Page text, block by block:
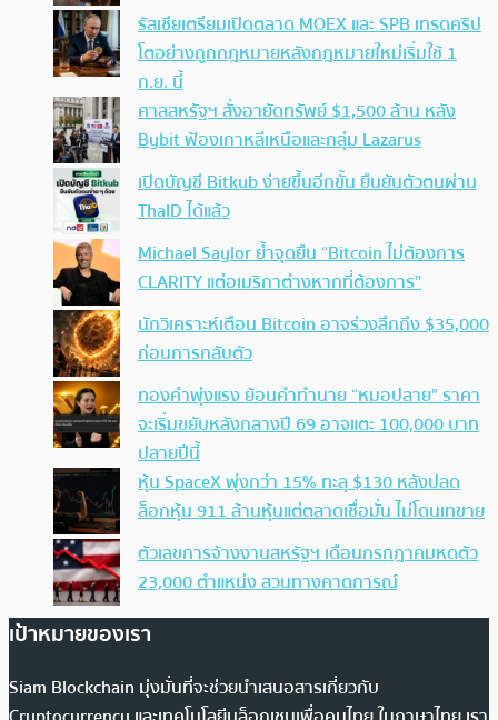
รัสเซียเตรียมเปิดตลาด MOEX และ SPB เทรดคริป
โตอย่างถูกกฎหมายหลังกฎหมายใหม่เริ่มใช้ 1
ก.ย. นี้
ศาลสหรัฐฯ สั่งอายัดทรัพย์ $1,500 ล้าน หลัง
Bybit ฟ้องเกาหลีเหนือและกลุ่ม Lazarus
เปิดบัญชี Bitkub ง่ายขึ้นอีกขั้น ยืนยันตัวตนผ่าน
ThaID ได้แล้ว
Michael Saylor ย้ำจุดยืน “Bitcoin ไม่ต้องการ
CLARITY แต่อเมริกาต่างหากที่ต้องการ”
นักวิเคราะห์เตือน Bitcoin อาจร่วงลึกถึง $35,000
ก่อนการกลับตัว
ทองคำพุ่งแรง ย้อนคำทำนาย “หมอปลาย” ราคา
จะเริ่มขยับหลังกลางปี 69 อาจแตะ 100,000 บาท
ปลายปีนี้
หุ้น SpaceX พุ่งกว่า 15% ทะลุ $130 หลังปลด
ล็อกหุ้น 911 ล้านหุ้นแต่ตลาดเชื่อมั่น ไม่โดนเทขาย
ตัวเลขการจ้างงานสหรัฐฯ เดือนกรกฎาคมหดตัว
23,000 ตำแหน่ง สวนทางคาดการณ์
เป้าหมายของเรา
Siam Blockchain มุ่งมั่นที่จะช่วยนำเสนอสารเกี่ยวกับ